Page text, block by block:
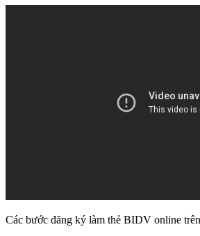
Các bước đăng ký làm thẻ BIDV online